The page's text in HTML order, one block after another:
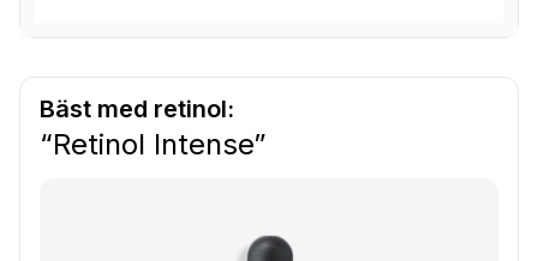
Bäst med retinol:
“Retinol Intense”